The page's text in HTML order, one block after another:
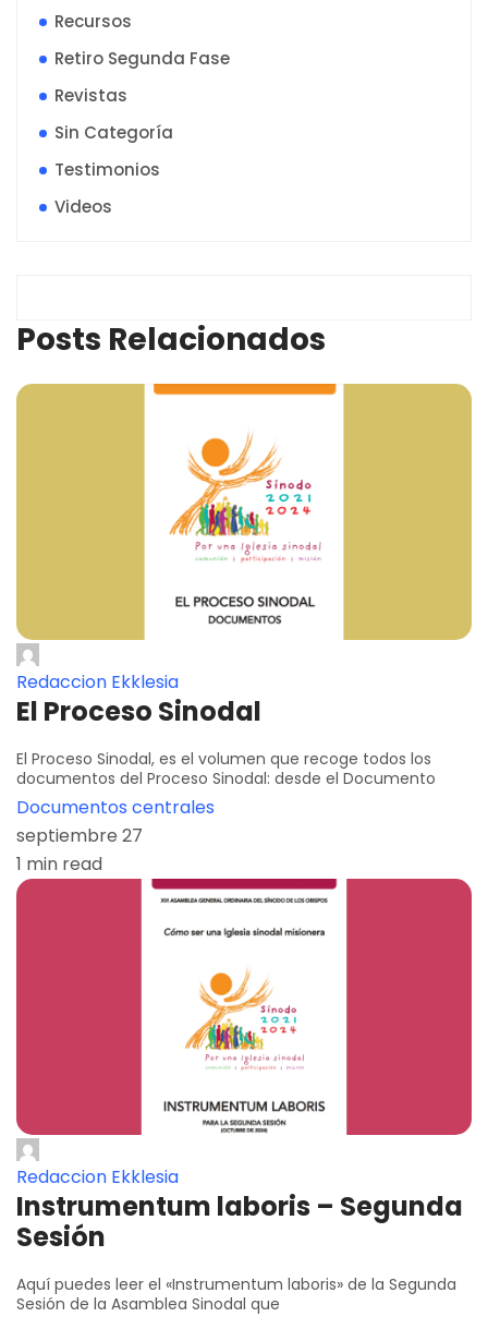
Recursos
Retiro Segunda Fase
Revistas
Sin Categoría
Testimonios
Videos
Posts Relacionados
Redaccion Ekklesia
El Proceso Sinodal
El Proceso Sinodal, es el volumen que recoge todos los
documentos del Proceso Sinodal: desde el Documento
Documentos centrales
septiembre 27
1 min read
Redaccion Ekklesia
Instrumentum laboris – Segunda
Sesión
Aquí puedes leer el «Instrumentum laboris» de la Segunda
Sesión de la Asamblea Sinodal que